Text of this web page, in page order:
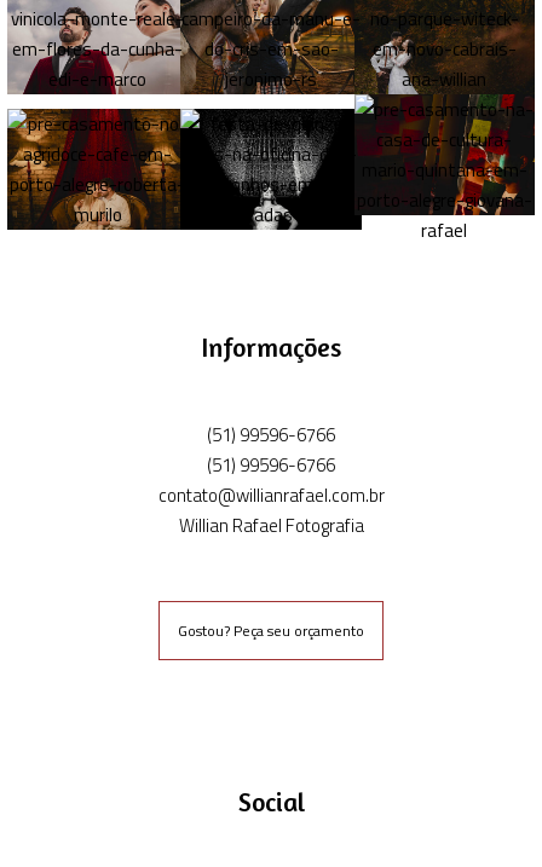
Informações
(51) 99596-6766
(51) 99596-6766
contato@willianrafael.com.br
Willian Rafael Fotografia
Gostou? Peça seu orçamento
Social